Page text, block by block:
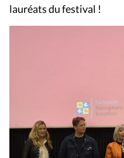
lauréats du festival !